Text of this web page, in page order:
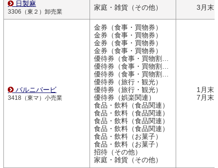
日製麻
3306（東２）卸売業
家庭・雑貨（その他） 3月末
バルニバービ
3418（東マ）小売業
金券（食事・買物券）
金券（食事・買物券）
金券（食事・買物券）
金券（食事・買物券）
優待券（食事・買物割引券）
優待券（食事・買物割引券）
優待券（食事・買物割引券）
優待券（旅行・観光）
優待券（旅行・観光）
優待券（娯楽関連）
食品・飲料（食品関連）
食品・飲料（食品関連）
食品・飲料（食品関連）
食品・飲料（食品関連）
食品・飲料（お菓子）
食品・飲料（お菓子）
招待（その他）
家庭・雑貨（その他）
1月末
7月末